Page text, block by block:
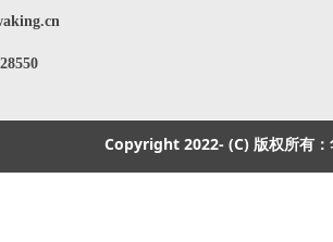
Copyright 2022- (C) 版权所有